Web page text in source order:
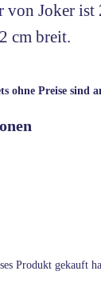
von Joker ist
cm breit.
ohne Preise
Produkt gekauft